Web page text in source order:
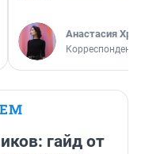
Анастасия
Корреспондент
гайд от